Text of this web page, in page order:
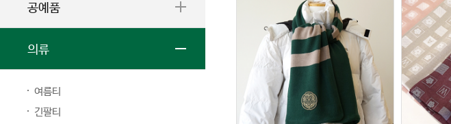
공예품
의류
여름티
긴팔티